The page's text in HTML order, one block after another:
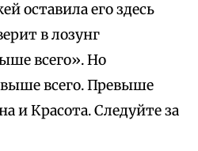
оставила его здесь
в лозунг
всего». Но
всего. Превыше
и Красота. Следуйте за